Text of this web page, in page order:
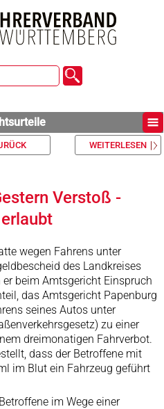
WEITERLESEN
Verstoß -
wegen Fahrens unter
des Landkreises
beim Amtsgericht Einspruch
das Amtsgericht Papenburg
seines Autos unter
zu einer
dreimonatigen Fahrverbot.
dass der Betroffene mit
im Blut ein Fahrzeug geführt
im Wege einer